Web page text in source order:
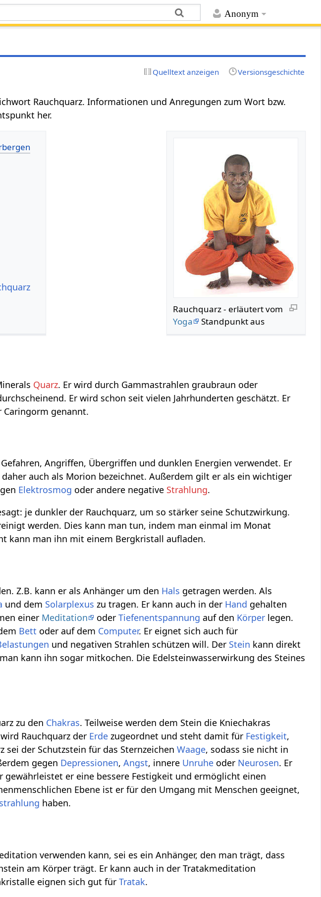
Anonym
Quelltext anzeigen Versionsgeschichte
Rauchquarz. Informationen und Anregungen zum Wort bzw.
her.
Rauchquarz - erläutert vom
Yoga
Standpunkt aus
Quarz. Er wird durch Gammastrahlen graubraun oder
Er wird schon seit vielen Jahrhunderten geschätzt. Er
genannt.
Angriffen, Übergriffen und dunklen Energien verwendet. Er
auch als Morion bezeichnet. Außerdem gilt er als ein wichtiger
Elektrosmog oder andere negative Strahlung.
je dunkler der Rauchquarz, um so stärker seine Schutzwirkung.
werden. Dies kann man tun, indem man einmal im Monat
kann man ihn mit einem Bergkristall aufladen.
Z.B. kann er als Anhänger um den Hals getragen werden. Als
und dem Solarplexus zu tragen. Er kann auch in der Hand gehalten
einer Meditation oderTiefenentspannung auf den Körper legen.
Bett oder auf dem Computer. Er eignet sich auch für
und negativen Strahlen schützen will. Der Stein kann direkt
kann ihn sogar mitkochen. Die Edelsteinwasserwirkung des Steines
zu den Chakras. Teilweise werden dem Stein die Kniechakras
Rauchquarz der Erde zugeordnet und steht damit für Festigkeit,
sei der Schutzstein für das SternzeichenWaage, sodass sie nicht in
gegen Depressionen,Angst, innere Unruhe oder Neurosen. Er
gewährleistet er eine bessere Festigkeit und ermöglicht einen
Ebene ist er für den Umgang mit Menschen geeignet,
haben.
verwenden kann, sei es ein Anhänger, den man trägt, dass
am Körper trägt. Er kann auch in der Tratakmeditation
eignen sich gut fürTratak.